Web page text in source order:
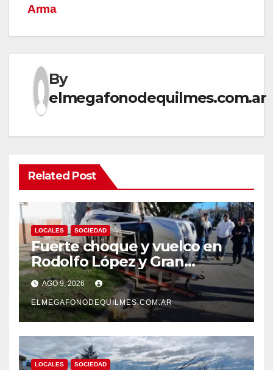
Arma
By
elmegafonodequilmes.com.ar
Related Post
LOCALES SOCIEDAD
Fuerte choque y vuelco en
Rodolfo López y Gran
Canaria, Quilmes Oeste
AGO 9, 2026
ELMEGAFONODEQUILMES.COM.AR
LOCALES SOCIEDAD